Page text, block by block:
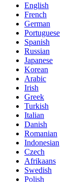
English
French
German
Portuguese
Spanish
Russian
Japanese
Korean
Arabic
Irish
Greek
Turkish
Italian
Danish
Romanian
Indonesian
Czech
Afrikaans
Swedish
Polish